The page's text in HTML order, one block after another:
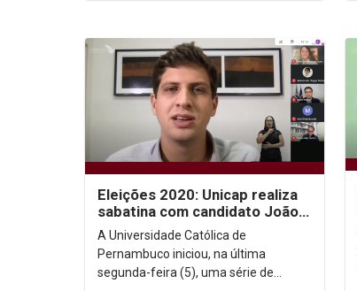
Eleições 2020: Unicap realiza
sabatina com candidato João
Campos (PSB)
A Universidade Católica de
Pernambuco iniciou, na última
segunda-feira (5), uma série de